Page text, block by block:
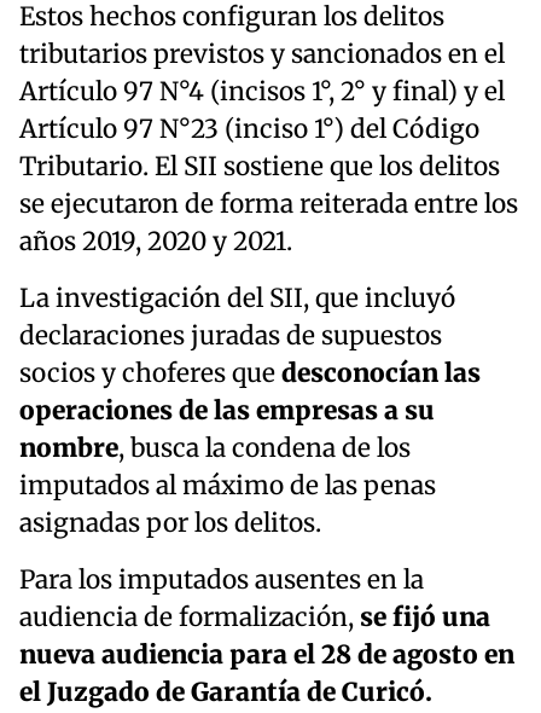
Estos hechos configuran los delitos
tributarios previstos y sancionados en el
Artículo 97 N°4 (incisos 1°, 2° y final) y el
Artículo 97 N°23 (inciso 1°) del Código
Tributario. El SII sostiene que los delitos
se ejecutaron de forma reiterada entre los
años 2019, 2020 y 2021.
La investigación del SII, que incluyó
declaraciones juradas de supuestos
socios y choferes quedesconocían las
operaciones de las empresas a su
nombre, busca la condena de los
imputados al máximo de las penas
asignadas por los delitos.
Para los imputados ausentes en la
audiencia de formalización, se fijó una
nueva audiencia para el 28 de agosto en
el Juzgado de Garantía de Curicó.